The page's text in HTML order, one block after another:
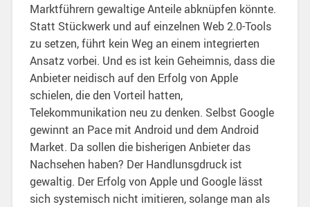
Marktführern gewaltige Anteile abknüpfen könnte.
Statt Stückwerk und auf einzelnen Web 2.0-Tools
zu setzen, führt kein Weg an einem integrierten
Ansatz vorbei. Und es ist kein Geheimnis, dass die
Anbieter neidisch auf den Erfolg von Apple
schielen, die den Vorteil hatten,
Telekommunikation neu zu denken. Selbst Google
gewinnt an Pace mit Android und dem Android
Market. Da sollen die bisherigen Anbieter das
Nachsehen haben? Der Handlunsgdruck ist
gewaltig. Der Erfolg von Apple und Google lässt
sich systemisch nicht imitieren, solange man als